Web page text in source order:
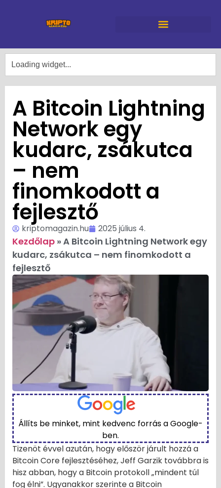
A Bitcoin Lightning
Network egy
kudarc, zsákutca
– nem
finomkodott a
fejlesztő
kriptomagazin.hu 2025 július 4.
Kezdőlap »A Bitcoin Lightning Network egy
kudarc, zsákutca – nem finomkodott a
fejlesztő
Állíts be minket, mint kedvenc forrás a Google-
ben.
Tizenöt évvel azután, hogy először járult hozzá a
Bitcoin Core fejlesztéséhez, Jeff Garzik továbbra is
hisz abban, hogy a Bitcoin protokoll „mindent túl
fog élni”. Ugyanakkor szerinte a Bitcoin